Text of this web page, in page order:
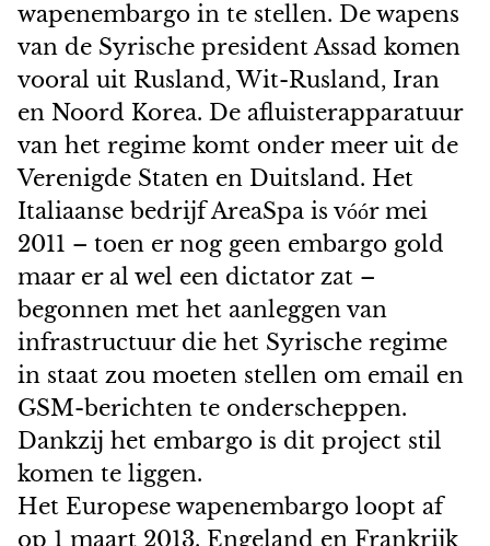
wapenembargo in te stellen. De wapens
van de Syrische president Assad komen
vooral uit Rusland, Wit-Rusland, Iran
en Noord Korea. De afluisterapparatuur
van het regime komt onder meer uit de
Verenigde Staten en Duitsland. Het
Italiaanse bedrijf AreaSpa is vóór mei
2011 – toen er nog geen embargo gold
maar er al wel een dictator zat –
begonnen met het aanleggen van
infrastructuur die het Syrische regime
in staat zou moeten stellen om email en
GSM-berichten te onderscheppen.
Dankzij het embargo is dit project stil
komen te liggen.
Het Europese wapenembargo loopt af
op 1 maart 2013. Engeland en Frankrijk